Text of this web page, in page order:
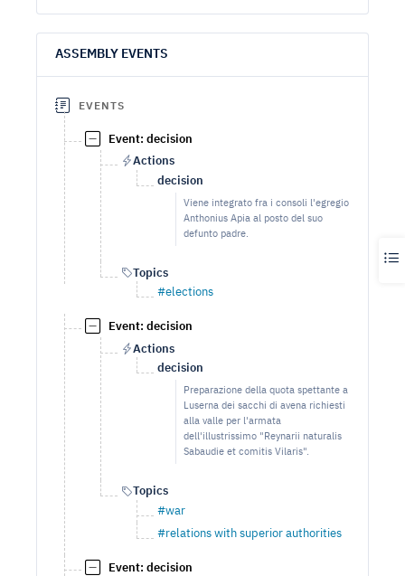
ASSEMBLY EVENTS
EVENTS
Event: decision
Actions
decision
Viene integrato fra i consoli l'egregio
Anthonius Apia al posto del suo
defunto padre.
Topics
#elections
Event: decision
Actions
decision
Preparazione della quota spettante a
Luserna dei sacchi di avena richiesti
alla valle per l'armata
dell'illustrissimo "Reynarii naturalis
Sabaudie et comitis Vilaris".
Topics
#war
#relations with superior authorities
Event: decision